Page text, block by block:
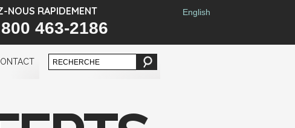
NOUS RAPIDEMENT
463-2186
English